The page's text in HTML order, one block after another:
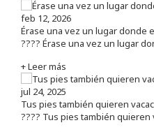
feb 12, 2026
Érase una vez un lugar donde
???? Érase una vez un lugar
+ Leer más
jul 24, 2025
Tus pies también quieren
???? Tus pies también quieren